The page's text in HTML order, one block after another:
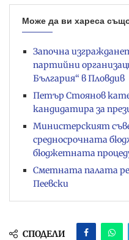
Може да ви хареса
Започна
партийни
България“ в Пловдив
Петър Стоянов
кандидатира за
Министерският
средносрочната
бюджетната
Сметната палата
Пеевски
СПОДЕЛИ